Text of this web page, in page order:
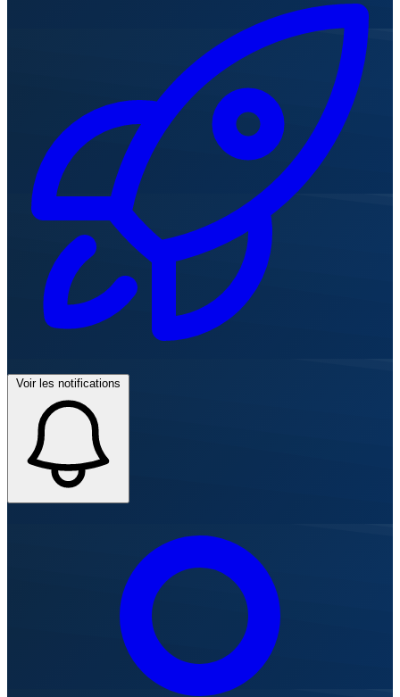
Voir les notifications